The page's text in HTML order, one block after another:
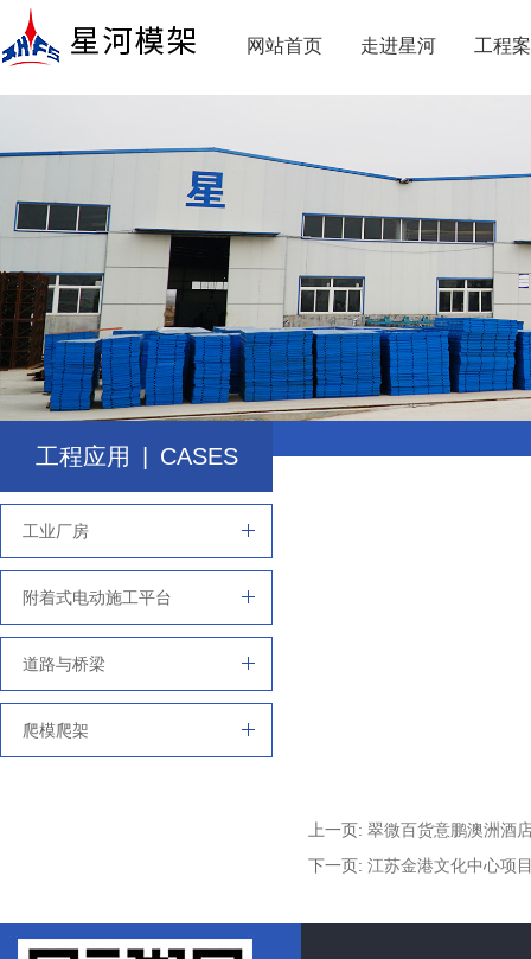
网站首页 走进星河 工程
工程应用 CASES
工业厂房
附着式电动施工平台
道路与桥梁
爬模爬架
上一页: 翠微百货意鹏澳洲酒
下一页: 江苏金港文化中心项